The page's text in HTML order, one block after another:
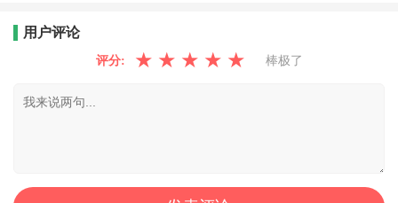
用户评论
评分: ★ ★ ★ ★ ★ 棒极了